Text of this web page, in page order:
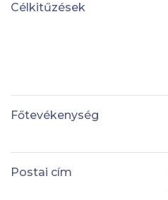
Célkitűzések
Főtevékenység
Postai cím